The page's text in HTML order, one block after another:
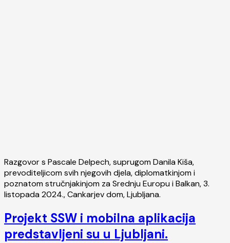
Razgovor s Pascale Delpech, suprugom Danila Kiša,
prevoditeljicom svih njegovih djela, diplomatkinjom i
poznatom stručnjakinjom za Srednju Europu i Balkan, 3.
listopada 2024., Cankarjev dom, Ljubljana.
Projekt SSW i mobilna aplikacija
predstavljeni su u Ljubljani.